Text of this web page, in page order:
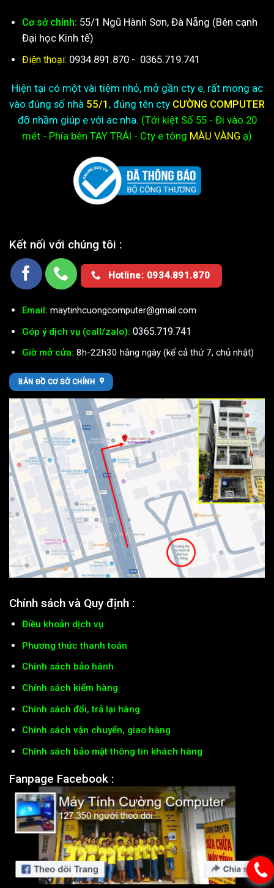
Cơ sở chính: 55/1 Ngũ Hành Sơn, Đà Nẵng (Bên cạnh
Đại học Kinh tế)
Điện thoại: 0934.891.870 - 0365.719.741
Hiện tại có một vài tiệm nhỏ, mở gần cty e, rất mong ac
vào đúng số nhà 55/1 , đúng tên cty CƯỜNG COMPUTER
đỡ nhầm giúp e với ac nha. (Tới kiệtSố 55 - Đi vào 20
mét - Phía bên TAY TRÁI - Cty e tông MÀU VÀNG ạ)
Kết nối với chúng tôi :
Hotline: 0934.891.870
Email: maytinhcuongcomputer@gmail.com
Góp ý dịch vụ (call/zalo): 0365.719.741
Giờ mở cửa: 8h-22h30 hằng ngày (kể cả thứ 7, chủ nhật)
BẢN ĐỒ CƠ SỞ CHÍNH
Chính sách và Quy định :
Điều khoản dịch vụ
Phương thức thanh toán
Chính sách bảo hành
Chính sách kiểm hàng
Chính sách đổi, trả lại hàng
Chính sách vận chuyển, giao hàng
Chính sách bảo mật thông tin khách hàng
Fanpage Facebook :